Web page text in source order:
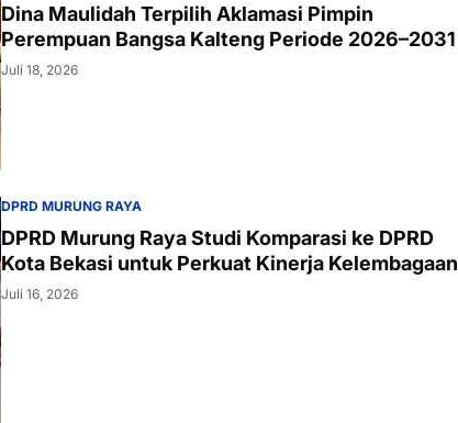
Dina Maulidah Terpilih Aklamasi Pimpin
Perempuan Bangsa Kalteng Periode 2026–2031
Juli 18, 2026
DPRD MURUNG RAYA
DPRD Murung Raya Studi Komparasi ke DPRD
Kota Bekasi untuk Perkuat Kinerja Kelembagaan
Juli 16, 2026